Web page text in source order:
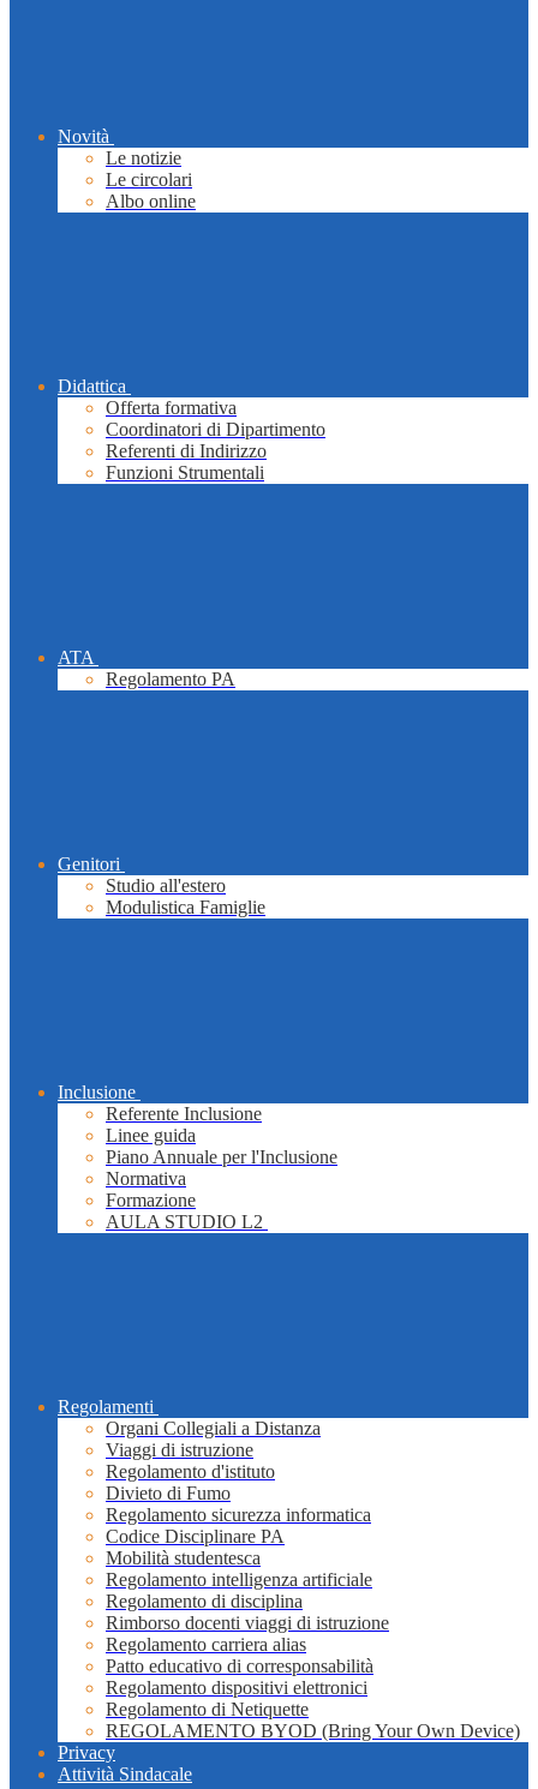
Novità
Le notizie
Le circolari
Albo online
Didattica
Offerta formativa
Coordinatori di Dipartimento
Referenti di Indirizzo
Funzioni Strumentali
ATA
Regolamento PA
Genitori
Studio all'estero
Modulistica Famiglie
Inclusione
Referente Inclusione
Linee guida
Piano Annuale per l'Inclusione
Normativa
Formazione
AULA STUDIO L2
Regolamenti
Organi Collegiali a Distanza
Viaggi di istruzione
Regolamento d'istituto
Divieto di Fumo
Regolamento sicurezza informatica
Codice Disciplinare PA
Mobilità studentesca
Regolamento intelligenza artificiale
Regolamento di disciplina
Rimborso docenti viaggi di istruzione
Regolamento carriera alias
Patto educativo di corresponsabilità
Regolamento dispositivi elettronici
Regolamento di Netiquette
REGOLAMENTO BYOD (Bring Your Own Device)
Privacy
Attività Sindacale